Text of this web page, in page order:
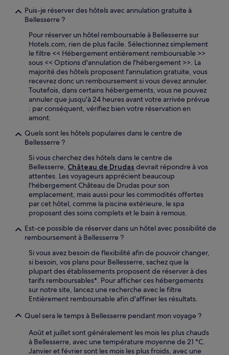
Puis-je réserver des hôtels avec annulation gratuite à
Bellesserre ?
Pour réserver un hôtel remboursable à Bellesserre sur
Hotels.com, rien de plus facile. Sélectionnez simplement
le filtre << Hébergement entièrement remboursable >>
sous << Options d'annulation de l'hébergement >>. La
majorité des hôtels proposent l'annulation gratuite, vous
recevrez donc un remboursement si vous devez annuler.
Toutefois, dans certains hébergements, vous ne pouvez
annuler que jusqu'à 24 heures avant votre arrivée prévue
: par conséquent, vérifiez bien votre réservation en
amont.
Quels sont les hôtels populaires dans le centre de
Bellesserre ?
Si vous cherchez des hôtels dans le centre de
Bellesserre, Château de Drudas devrait répondre à vos
attentes. Les voyageurs apprécient beaucoup
l'hébergement Château de Drudas pour son
emplacement, mais aussi pour les commodités offertes
par cet hôtel, comme la piscine extérieure, le spa
proposant des soins complets et le bain à remous.
Est-ce possible de réserver dans un hôtel avec possibilité de
remboursement à Bellesserre ?
Si vous avez besoin de flexibilité afin de pouvoir changer,
si besoin, vos plans pour Bellesserre, sachez que la
plupart des établissements proposent de réserver à des
tarifs remboursables*. Pour afficher ces hébergements
sur notre site, lancez une recherche avec le filtre
Entièrement remboursable afin d'affiner les résultats.
Quel sera le temps à Bellesserre pendant mon voyage ?
Août et juillet sont généralement les mois les plus chauds
à Bellesserre, avec une température moyenne de 21 °C.
Janvier et février sont les mois les plus froids, avec une